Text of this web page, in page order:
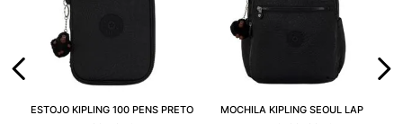
ESTOJO KIPLING 100 PENS PRETO
MOCHILA KIPLING SEOUL LAP